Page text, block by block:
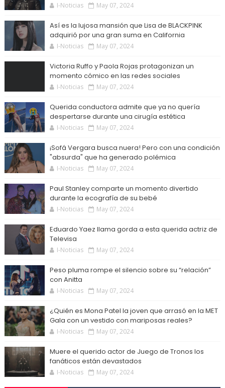
I-Noticias May 07, 2024
Así es la lujosa mansión que Lisa de BLACKPINK
adquirió por una gran suma en California
I-Noticias May 07, 2024
Victoria Ruffo y Paola Rojas protagonizan un
momento cómico en las redes sociales
I-Noticias May 07, 2024
Querida conductora admite que ya no quería
despertarse durante una cirugía estética
I-Noticias May 07, 2024
¡Sofá Vergara busca nuera! Pero con una condición
"absurda" que ha generado polémica
I-Noticias May 07, 2024
Paul Stanley comparte un momento divertido
durante la ecografía de su bebé
I-Noticias May 07, 2024
Eduardo Yaez llama gorda a esta querida actriz de
Televisa
I-Noticias May 07, 2024
Peso pluma rompe el silencio sobre su “relación”
con Anitta
I-Noticias May 07, 2024
¿Quién es Mona Patel la joven que arrasó en la MET
Gala con un vestido con mariposas reales?
I-Noticias May 07, 2024
Muere el querido actor de Juego de Tronos los
fanáticos están devastados
I-Noticias May 07, 2024